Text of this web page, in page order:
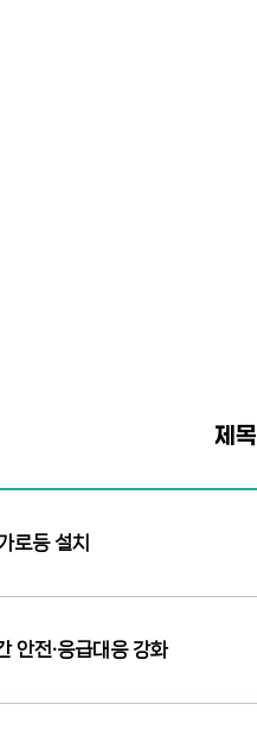
제목
로등 설치
안전·응급대응 강화